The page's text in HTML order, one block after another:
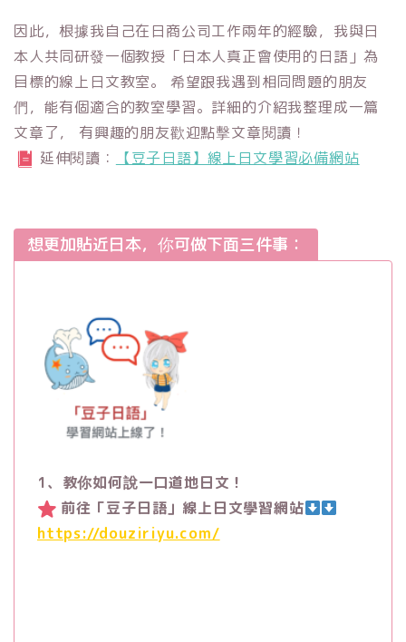
因此，根據我自己在日商公司工作兩年的經驗，我與日
本人共同研發一個教授「日本人真正會使用的日語」為
目標的線上日文教室。 希望跟我遇到相同問題的朋友
們，能有個適合的教室學習。詳細的介紹我整理成一篇
文章了， 有興趣的朋友歡迎點擊文章閱讀！
延伸閱讀：
【豆子日語】線上日文學習必備網站
想更加貼近日本，你可做下面三件事：
1、教你如何說一口道地日文！
前往「豆子日語」線上日文學習網站
https://douziriyu.com/